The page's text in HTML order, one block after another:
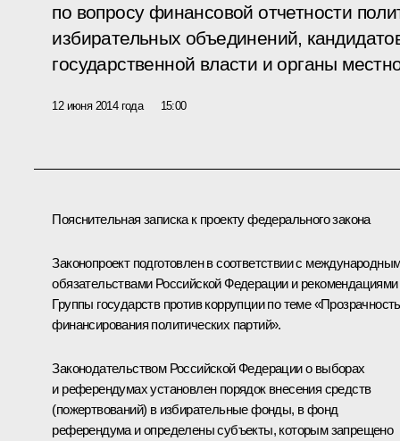
по вопросу финансовой отчетности
избирательных объединений,
государственной власти и органы
12 июня 2014 года 15:00
Пояснительная записка к проекту федерального закона
Законопроект подготовлен в соответствии с
обязательствами Российской Федерации и рекомендациями
Группы государств против коррупции по теме «Прозрачность
финансирования политических партий».
Законодательством Российской Федерации о выборах
и референдумах установлен порядок внесения средств
(пожертвований) в избирательные фонды, в фонд
референдума и определены субъекты, которым запрещено